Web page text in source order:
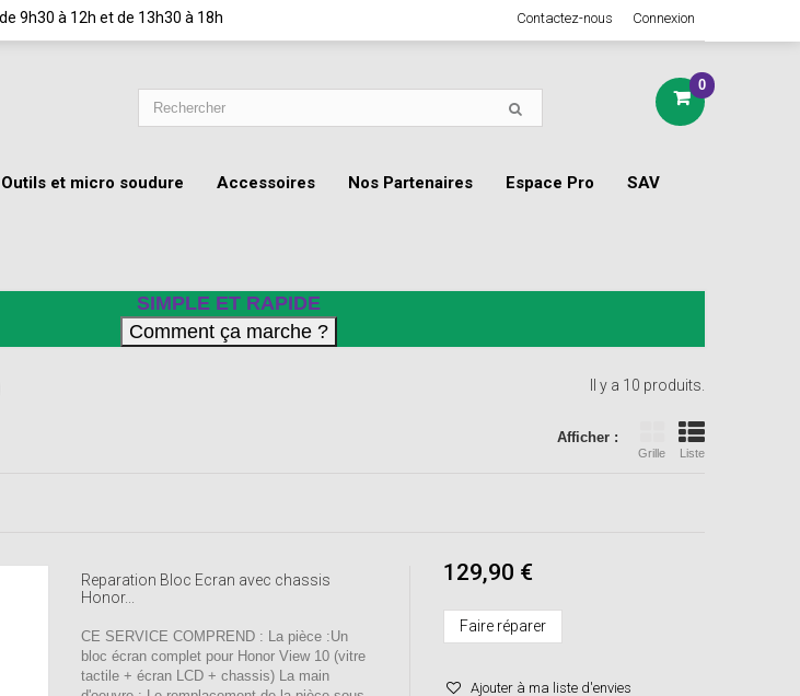
Connexion
Contactez-nous
9h30 à 12h et de 13h30 à 18h
0
Outils et micro soudure Accessoires Nos Partenaires Espace Pro SAV
SIMPLE ET RAPIDE
Il y a 10 produits.
Afficher :
Grille Liste
Reparation Bloc Ecran avec chassis
Honor...
CE SERVICE COMPREND : La pièce :Un
bloc écran complet pour Honor View 10 (vitre
tactile + écran LCD + chassis) La main
129,90 €
Faire réparer
Ajouter à ma liste d'envies